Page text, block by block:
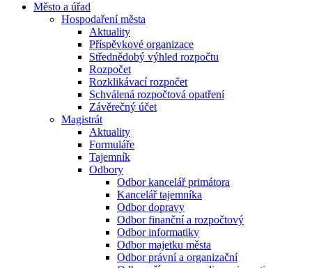
Město a úřad
Hospodaření města
Aktuality
Příspěvkové organizace
Střednědobý výhled rozpočtu
Rozpočet
Rozklikávací rozpočet
Schválená rozpočtová opatření
Závěrečný účet
Magistrát
Aktuality
Formuláře
Tajemník
Odbory
Odbor kancelář primátora
Kancelář tajemníka
Odbor dopravy
Odbor finanční a rozpočtový
Odbor informatiky
Odbor majetku města
Odbor právní a organizační